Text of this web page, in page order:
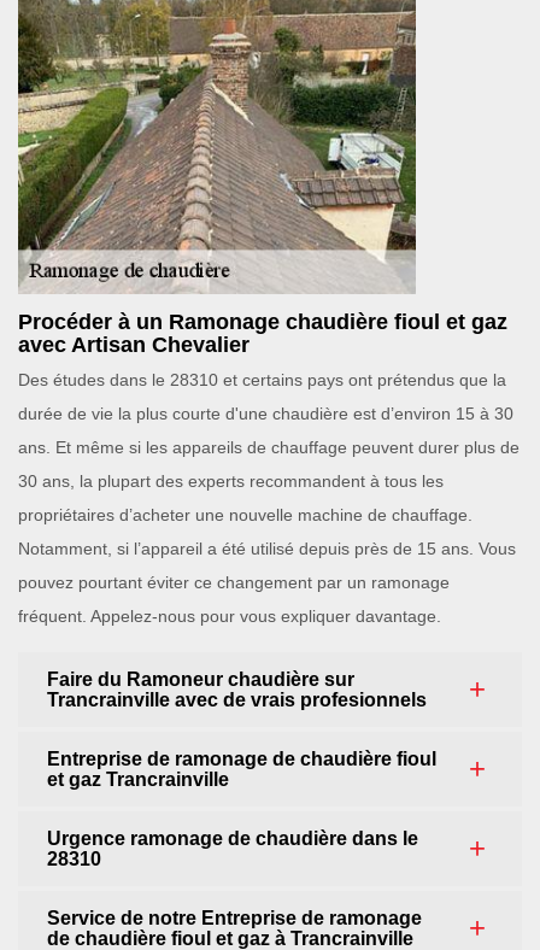
Procéder à un Ramonage chaudière fioul et gaz
avec Artisan Chevalier
Des études dans le 28310 et certains pays ont prétendus que la
durée de vie la plus courte d'une chaudière est d’environ 15 à 30
ans. Et même si les appareils de chauffage peuvent durer plus de
30 ans, la plupart des experts recommandent à tous les
propriétaires d’acheter une nouvelle machine de chauffage.
Notamment, si l’appareil a été utilisé depuis près de 15 ans. Vous
pouvez pourtant éviter ce changement par un ramonage
fréquent. Appelez-nous pour vous expliquer davantage.
Faire du Ramoneur chaudière sur
Trancrainville avec de vrais profesionnels
Entreprise de ramonage de chaudière fioul
et gaz Trancrainville
Urgence ramonage de chaudière dans le
28310
Service de notre Entreprise de ramonage
de chaudière fioul et gaz à Trancrainville